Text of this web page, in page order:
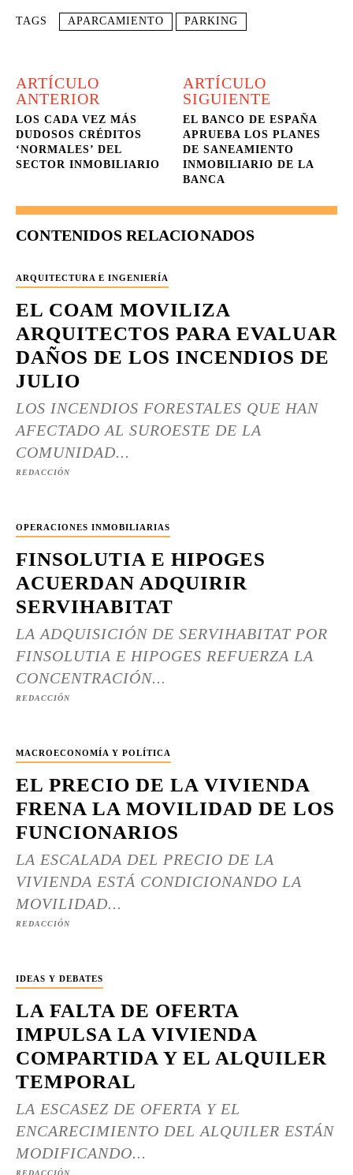
TAGS APARCAMIENTO PARKING
ARTÍCULO
ANTERIOR
LOS CADA VEZ MÁS
DUDOSOS CRÉDITOS
‘NORMALES’ DEL
SECTOR INMOBILIARIO
ARTÍCULO
SIGUIENTE
EL BANCO DE ESPAÑA
APRUEBA LOS PLANES
DE SANEAMIENTO
INMOBILIARIO DE LA
BANCA
CONTENIDOS RELACIONADOS
ARQUITECTURA E INGENIERÍA
EL COAM MOVILIZA
ARQUITECTOS PARA EVALUAR
DAÑOS DE LOS INCENDIOS DE
JULIO
LOS INCENDIOS FORESTALES QUE HAN
AFECTADO AL SUROESTE DE LA
COMUNIDAD...
REDACCIÓN
OPERACIONES INMOBILIARIAS
FINSOLUTIA E HIPOGES
ACUERDAN ADQUIRIR
SERVIHABITAT
LA ADQUISICIÓN DE SERVIHABITAT POR
FINSOLUTIA E HIPOGES REFUERZA LA
CONCENTRACIÓN...
REDACCIÓN
MACROECONOMÍA Y POLÍTICA
EL PRECIO DE LA VIVIENDA
FRENA LA MOVILIDAD DE LOS
FUNCIONARIOS
LA ESCALADA DEL PRECIO DE LA
VIVIENDA ESTÁ CONDICIONANDO LA
MOVILIDAD...
REDACCIÓN
IDEAS Y DEBATES
LA FALTA DE OFERTA
IMPULSA LA VIVIENDA
COMPARTIDA Y EL ALQUILER
TEMPORAL
LA ESCASEZ DE OFERTA Y EL
ENCARECIMIENTO DEL ALQUILER ESTÁN
MODIFICANDO...
REDACCIÓN